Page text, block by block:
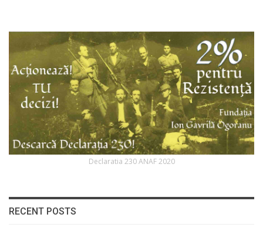
Declaratia 230 ANAF 2020
RECENT POSTS